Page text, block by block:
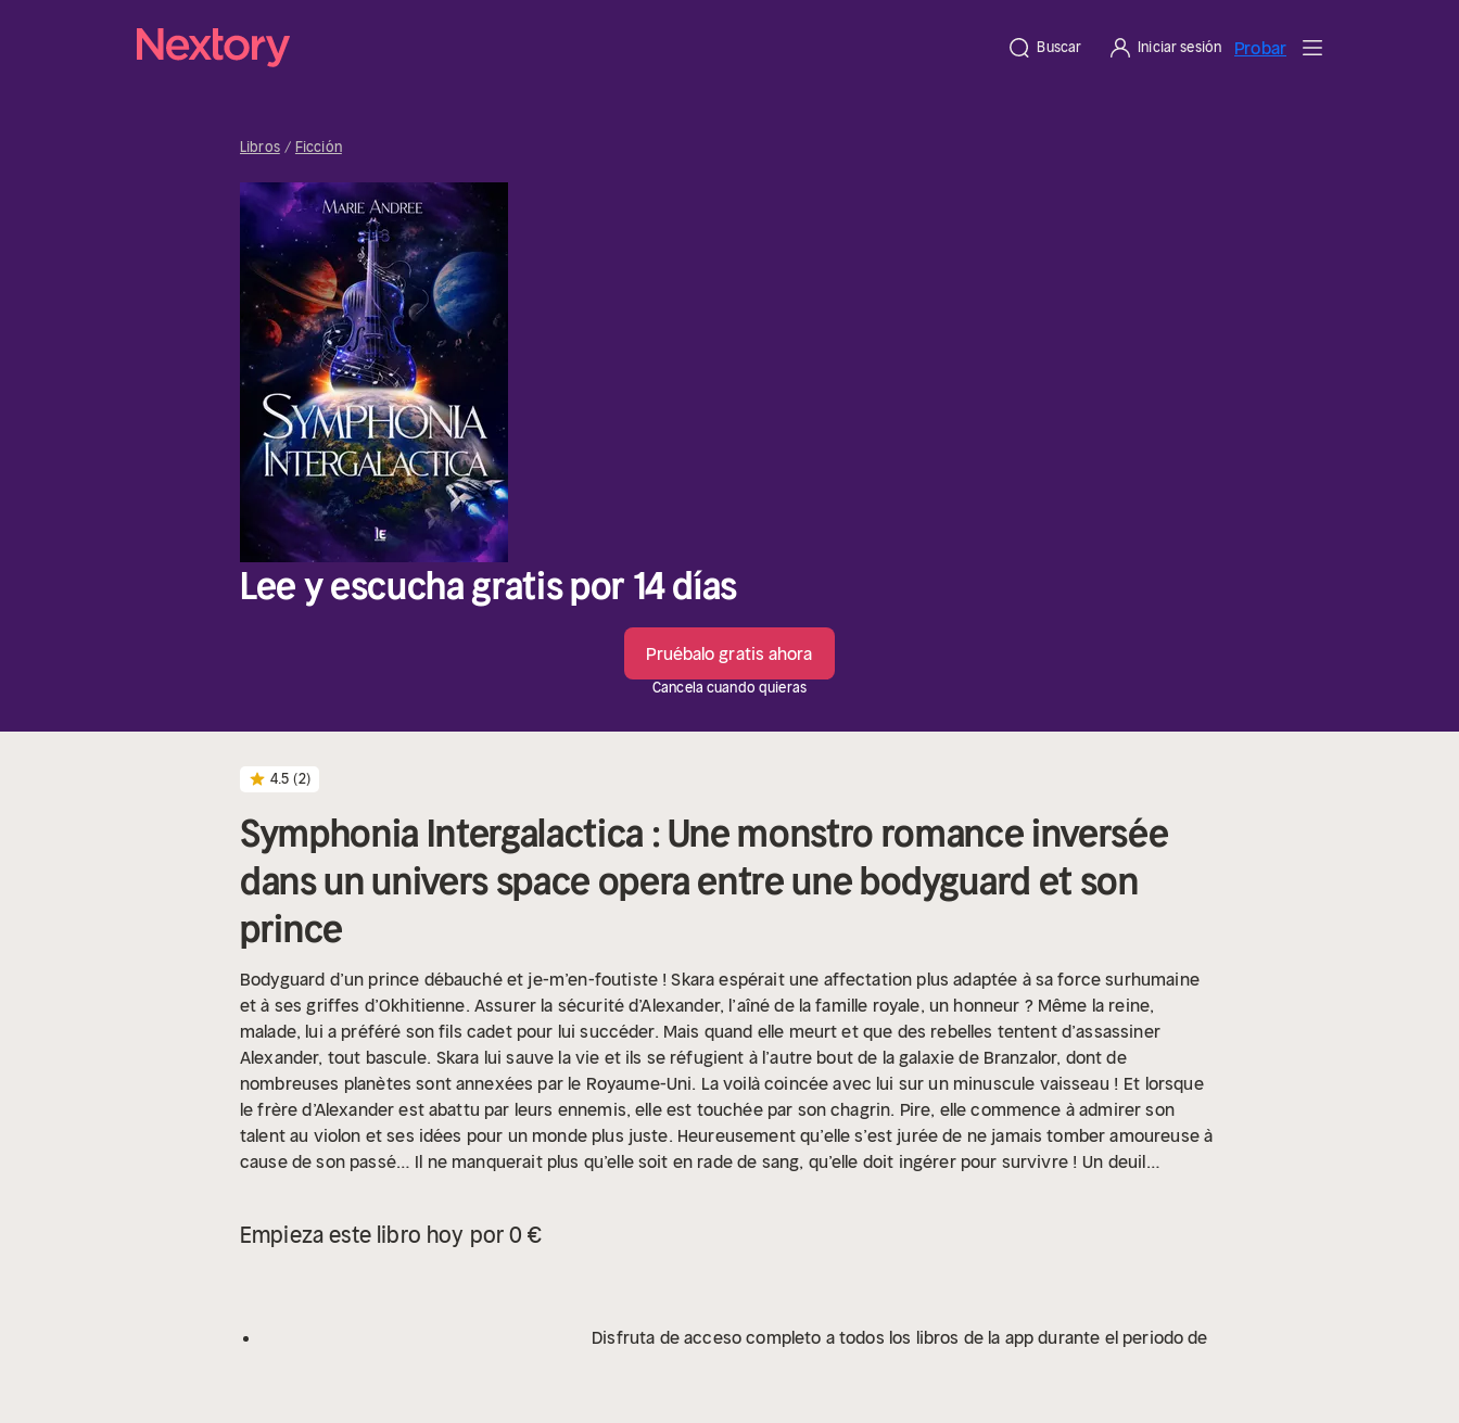
Buscar Iniciar sesión Probar
Libros Ficción
Lee y escucha gratis por 14 días
Pruébalo gratis ahora
Cancela cuando quieras
4.5 (2)
Symphonia Intergalactica : Une monstro romance inversée
dans un univers space opera entre une bodyguard et son
prince
Bodyguard d’un prince débauché et je-m’en-foutiste ! Skara espérait une affectation plus adaptée à sa force surhumaine
et à ses griffes d’Okhitienne. Assurer la sécurité d’Alexander, l’aîné de la famille royale, un honneur ? Même la reine,
malade, lui a préféré son fils cadet pour lui succéder. Mais quand elle meurt et que des rebelles tentent d’assassiner
Alexander, tout bascule. Skara lui sauve la vie et ils se réfugient à l’autre bout de la galaxie de Branzalor, dont de
nombreuses planètes sont annexées par le Royaume-Uni. La voilà coincée avec lui sur un minuscule vaisseau ! Et lorsque
le frère d’Alexander est abattu par leurs ennemis, elle est touchée par son chagrin. Pire, elle commence à admirer son
talent au violon et ses idées pour un monde plus juste. Heureusement qu’elle s’est jurée de ne jamais tomber amoureuse à
cause de son passé… Il ne manquerait plus qu’elle soit en rade de sang, qu’elle doit ingérer pour survivre ! Un deuil
œuvres majeures de fantasy et de science-fiction, Marie Andree s’est lancée il y a sept ans dans l’écriture de nouvelles et
que soit le genre littéraire, ses personnages apprennent à surmonter leurs drames et traumatismes à deux. Elle vit à
Empieza este libro hoy por 0 €
Disfruta de acceso completo a todos los libros de la app durante el periodo de